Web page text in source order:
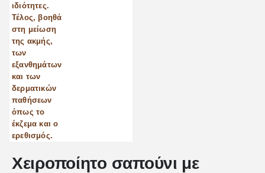
Χειροποίητο σαπούνι με